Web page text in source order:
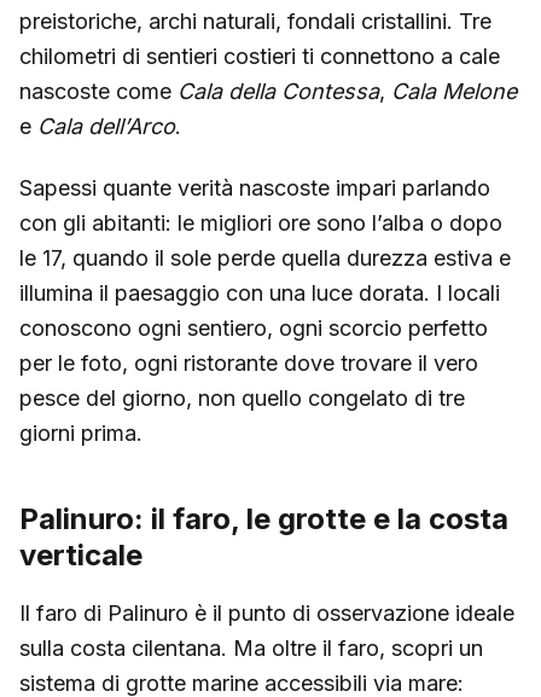
preistoriche, archi naturali, fondali cristallini. Tre
chilometri di sentieri costieri ti connettono a cale
nascoste come Cala della Contessa, Cala Melone
e Cala dell’Arco.
Sapessi quante verità nascoste impari parlando
con gli abitanti: le migliori ore sono l’alba o dopo
le 17, quando il sole perde quella durezza estiva e
illumina il paesaggio con una luce dorata. I locali
conoscono ogni sentiero, ogni scorcio perfetto
per le foto, ogni ristorante dove trovare il vero
pesce del giorno, non quello congelato di tre
giorni prima.
Palinuro: il faro, le grotte e la costa
verticale
Il faro di Palinuro è il punto di osservazione ideale
sulla costa cilentana. Ma oltre il faro, scopri un
sistema di grotte marine accessibili via mare: